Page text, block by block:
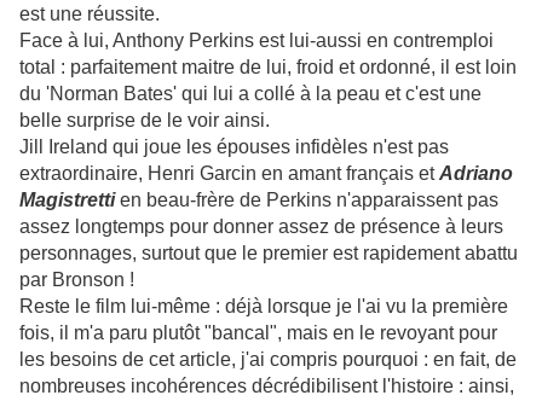
est une réussite.
Face à lui, Anthony Perkins est lui-aussi en contremploi
total : parfaitement maitre de lui, froid et ordonné, il est loin
du 'Norman Bates' qui lui a collé à la peau et c'est une
belle surprise de le voir ainsi.
Jill Ireland qui joue les épouses infidèles n'est pas
extraordinaire, Henri Garcin en amant français etAdriano
Magistretti en beau-frère de Perkins n'apparaissent pas
assez longtemps pour donner assez de présence à leurs
personnages, surtout que le premier est rapidement abattu
par Bronson !
Reste le film lui-même : déjà lorsque je l'ai vu la première
fois, il m'a paru plutôt "bancal", mais en le revoyant pour
les besoins de cet article, j'ai compris pourquoi : en fait, de
nombreuses incohérences décrédibilisent l'histoire : ainsi,